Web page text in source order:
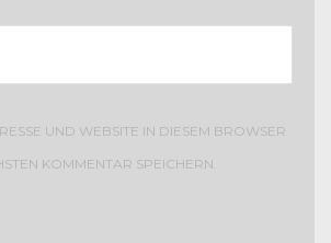
UND WEBSITE IN DIESEM BROWSER
KOMMENTAR SPEICHERN.